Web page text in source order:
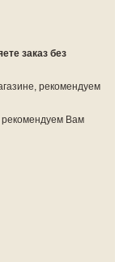
заказ без
рекомендуем
рекомендуем Вам